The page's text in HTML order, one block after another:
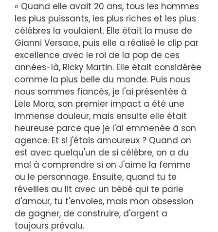
« Quand elle avait 20 ans, tous les hommes
les plus puissants, les plus riches et les plus
célèbres la voulaient. Elle était la muse de
Gianni Versace, puis elle a réalisé le clip par
excellence avec le roi de la pop de ces
années-là, Ricky Martin. Elle était considérée
comme la plus belle du monde. Puis nous
nous sommes fiancés, je l'ai présentée à
Lele Mora, son premier impact a été une
immense douleur, mais ensuite elle était
heureuse parce que je l'ai emmenée à son
agence. Et si j'étais amoureux ? Quand on
est avec quelqu'un de si célèbre, on a du
mal à comprendre si on J'aime la femme
ou le personnage. Ensuite, quand tu te
réveilles au lit avec un bébé qui te parle
d'amour, tu t'envoles, mais mon obsession
de gagner, de construire, d'argent a
toujours prévalu.